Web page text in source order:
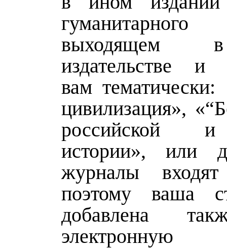
гуманитарного
выходящем
издательстве и
вам тематически:
цивилизация»,
российской
истории», или
журналы
поэтому ваша
добавлена
электронную